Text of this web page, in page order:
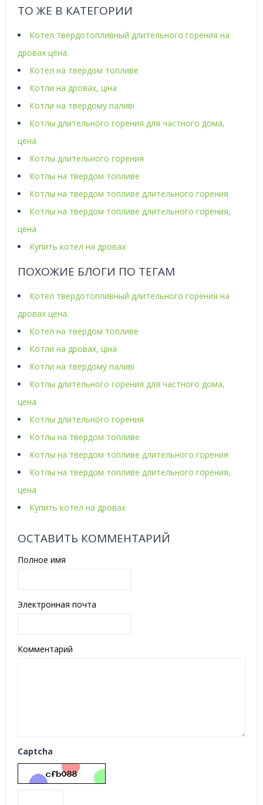
ТО ЖЕ В КАТЕГОРИИ
Котел твердотопливный длительного горения на
дровах цена.
Котел на твердом топливе
Котли на дровах, ціна
Котли на твердому паливі
Котлы длительного горения для частного дома,
цена
Котлы длительного горения
Котлы на твердом топливе
Котлы на твердом топливе длительного горения
Котлы на твердом топливе длительного горения,
цена
Купить котел на дровах
ПОХОЖИЕ БЛОГИ ПО ТЕГАМ
Котел твердотопливный длительного горения на
дровах цена.
Котел на твердом топливе
Котли на дровах, ціна
Котли на твердому паливі
Котлы длительного горения для частного дома,
цена
Котлы длительного горения
Котлы на твердом топливе
Котлы на твердом топливе длительного горения
Котлы на твердом топливе длительного горения,
цена
Купить котел на дровах
ОСТАВИТЬ КОММЕНТАРИЙ
Полное имя
Электронная почта
Комментарий
Captcha